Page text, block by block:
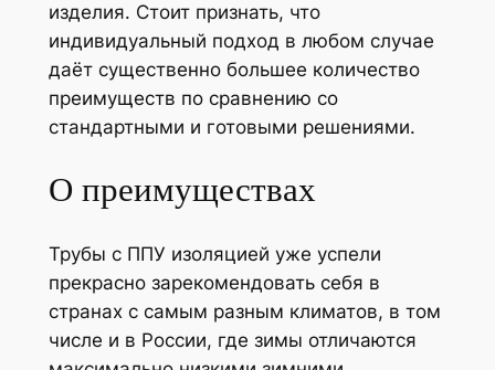
изделия. Стоит признать, что
индивидуальный подход в любом случае
даёт существенно большее количество
преимуществ по сравнению со
стандартными и готовыми решениями.
О преимуществах
Трубы с ППУ изоляцией уже успели
прекрасно зарекомендовать себя в
странах с самым разным климатов, в том
числе и в России, где зимы отличаются